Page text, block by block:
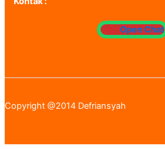
Open Chat
Copyright @2014 Defriansyah